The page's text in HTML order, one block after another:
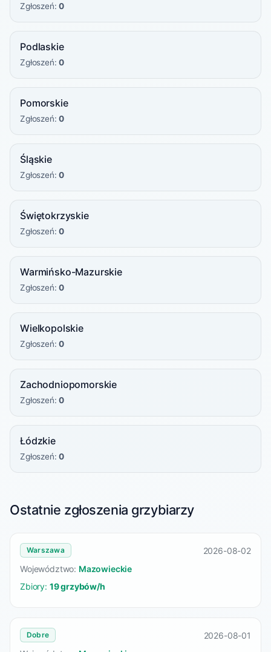
Zgłoszeń:0
Podlaskie
Zgłoszeń:0
Pomorskie
Zgłoszeń:0
Śląskie
Zgłoszeń:0
Świętokrzyskie
Zgłoszeń:0
Warmińsko-Mazurskie
Zgłoszeń:0
Wielkopolskie
Zgłoszeń:0
Zachodniopomorskie
Zgłoszeń:0
Łódzkie
Zgłoszeń:0
Ostatnie zgłoszenia grzybiarzy
Warszawa
2026-08-02
Województwo: Mazowieckie
Zbiory: 19 grzybów/h
Dobre
2026-08-01